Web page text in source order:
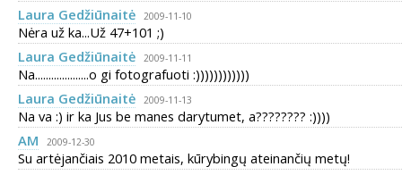
Laura Gedžiūnaitė
2009-11-10
Nėra už ka...Už 47+101 ;)
Laura Gedžiūnaitė
2009-11-11
Na....................o gi fotografuoti :))))))))))))
Laura Gedžiūnaitė
2009-11-13
Na va :) ir ka Jus be manes darytumet, a???????? :))))
AM
2009-12-30
Su artėjančiais 2010 metais, kūrybingų ateinančių metų!